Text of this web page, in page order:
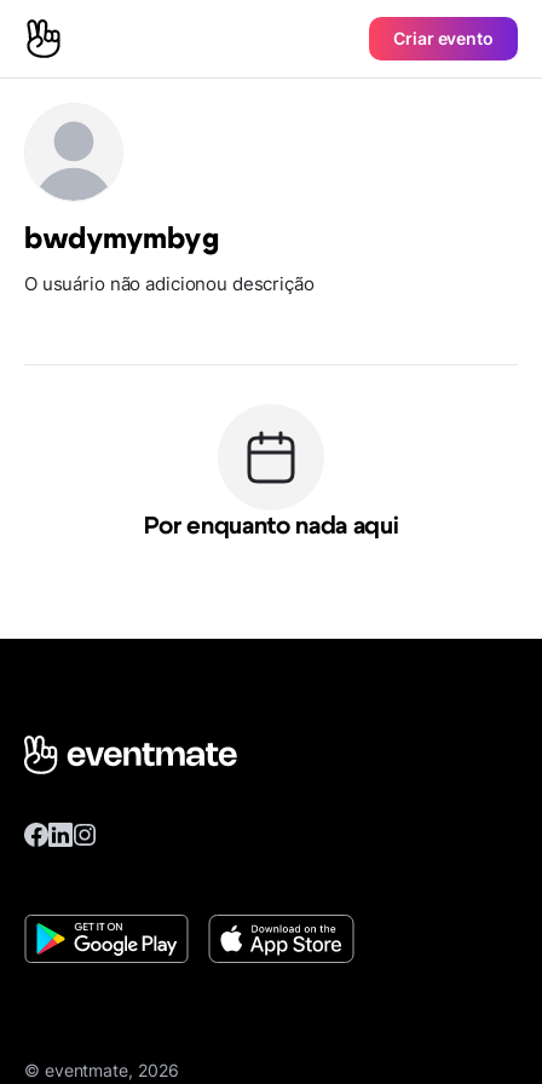
Criar evento
bwdymymbyg
O usuário não adicionou descrição
Por enquanto nada aqui
© eventmate, 2026